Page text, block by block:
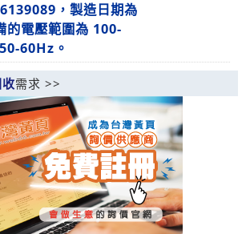
，製造日期為
的電壓範圍為 100-
60Hz。
需求 >>